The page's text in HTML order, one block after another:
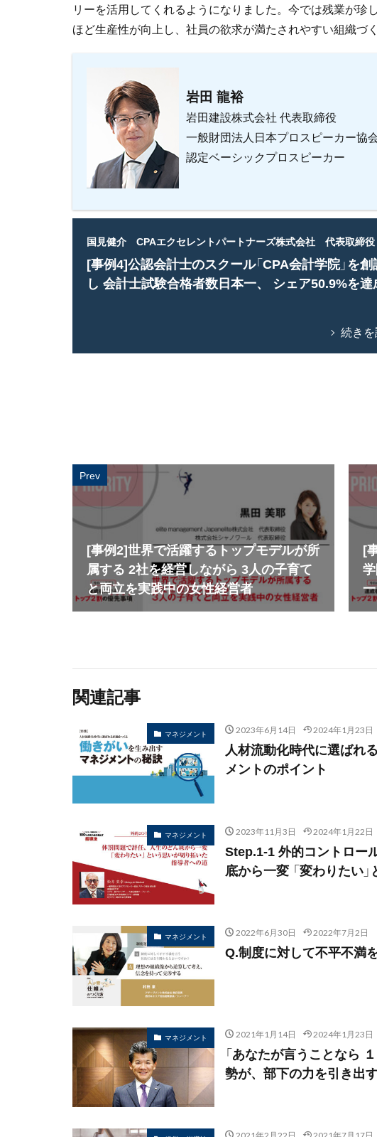
リーを活⽤してくれるようになりました。今では残業が珍
ほど⽣産性が向上し、社員の欲求が満たされやすい組織づ
岩田 龍裕
岩田建設株式会社 代表取締役
一般財団法人日本プロスピーカー協
認定ベーシックプロスピーカー
国見健介 CPAエクセレントパートナーズ株式会社 代表取締役
[事例4]公認会計士のスクール「CPA会計学院」を創
し 会計士試験合格者数日本一、 シェア50.9%を達
続き
Prev
[事例2]世界で活躍するトップモデルが所
属する 2社を経営しながら 3人の子育て
と両立を実践中の女性経営者
[
関連記事
マネジメント 2023年6月14日 2024年1月23日
人材流動化時代に選ばれ
メントのポイント
マネジメント 2023年11月3日 2024年1月22日
Step.1-1 外的コントロー
底から一変 「変わりたい
マネジメント 2022年6月30日 2022年7月2日
Q.制度に対して不平不満
マネジメント 2021年1月14日 2024年1月23日
「あなたが言うことなら
勢が、部下の力を引き出
2021年2月22日 2021年7月17日